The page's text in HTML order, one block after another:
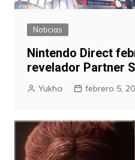
Noticias
Nintendo Direct
revelador Partner
Yukha febrero 5,